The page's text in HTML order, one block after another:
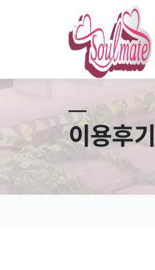
이용후기